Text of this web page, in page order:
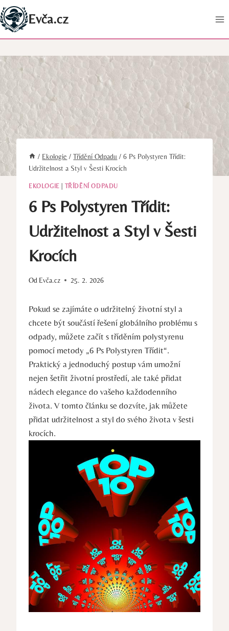
Přeskočit
na
obsah
Evča.cz
/ Ekologie / Třídění Odpadu / 6 Ps Polystyren Třídit:
Udržitelnost a Styl v Šesti Krocích
EKOLOGIE TŘÍDĚNÍ ODPADU
6 Ps Polystyren Třídit:
Udržitelnost a Styl v Šesti
Krocích
Od Evča.cz 25. 2. 2026
Pokud se zajímáte o udržitelný životní styl a
chcete být součástí řešení globálního problému s
odpady, můžete začít s tříděním polystyrenu
pomocí metody „6 Ps Polystyren Třídit“.
Praktický a jednoduchý postup vám umožní
nejen šetřit životní prostředí, ale také přidat
nádech elegance do vašeho každodenního
života. V tomto článku se dozvíte, jak můžete
přidat udržitelnost a styl do svého života v šesti
krocích.